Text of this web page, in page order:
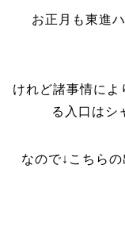
お正月も東進
けれど諸事情に
る入口はシ
なので↓こちら